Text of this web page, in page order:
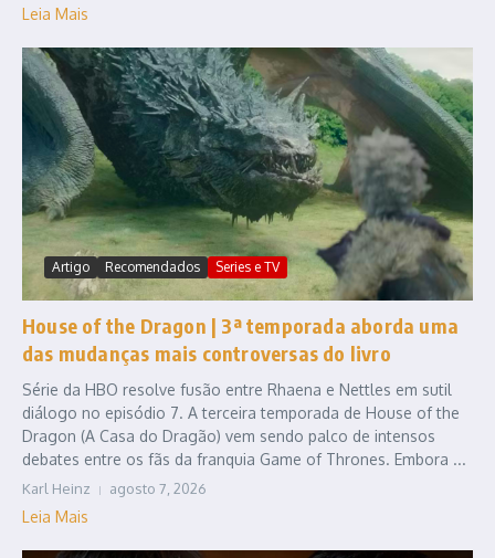
Leia Mais
Artigo Recomendados Series e TV
House of the Dragon | 3ª temporada aborda uma
das mudanças mais controversas do livro
Série da HBO resolve fusão entre Rhaena e Nettles em sutil
diálogo no episódio 7. A terceira temporada de House of the
Dragon (A Casa do Dragão) vem sendo palco de intensos
debates entre os fãs da franquia Game of Thrones. Embora ...
Karl Heinz agosto 7, 2026
Leia Mais